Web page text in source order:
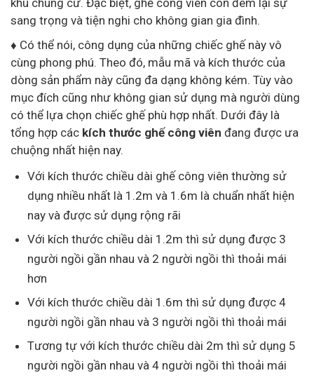
sang trọng và tiện nghi cho không gian gia đình.
♦ Có thể nói, công dụng của những chiếc ghế này vô
cùng phong phú. Theo đó, mẫu mã và kích thước của
dòng sản phẩm này cũng đa dạng không kém. Tùy vào
mục đích cũng như không gian sử dụng mà người dùng
có thể lựa chọn chiếc ghế phù hợp nhất. Dưới đây là
tổng hợp các kích thước ghế công viên đang được ưa
chuộng nhất hiện nay.
Với kích thước chiều dài ghế công viên thường sử
dụng nhiều nhất là 1.2m và 1.6m là chuẩn nhất hiện
nay và được sử dụng rộng rãi
Với kích thước chiều dài 1.2m thì sử dụng được 3
người ngồi gần nhau và 2 người ngồi thì thoải mái
hơn
Với kích thước chiều dài 1.6m thì sử dụng được 4
người ngồi gần nhau và 3 người ngồi thì thoải mái
Tương tự với kích thước chiều dài 2m thì sử dụng 5
người ngồi gần nhau và 4 người ngồi thì thoải mái